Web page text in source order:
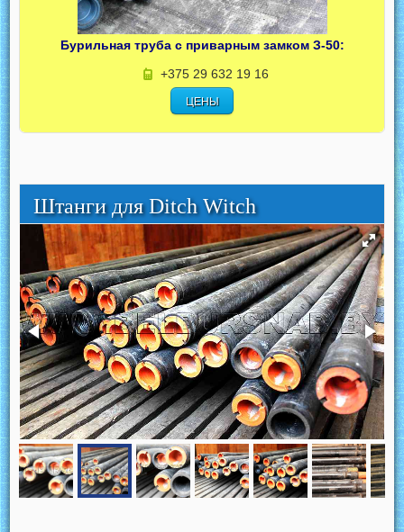
Бурильная труба с приварным замком З-50:
+375 29 632 19 16
ЦЕНЫ
Штанги для Ditch Witch